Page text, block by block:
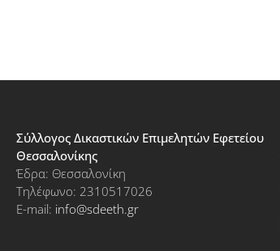
Σύλλογος Δικαστικών Επιμελητών Εφετείου
Θεσσαλονίκης
Έδρα: Θεσσαλονίκη
Τηλέφωνο: 2310517026
E-mail: info@sdeeth.gr